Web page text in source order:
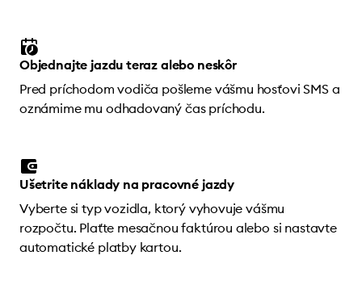
Objednajte jazdu teraz alebo neskôr
Pred príchodom vodiča pošleme vášmu hosťovi SMS a
oznámime mu odhadovaný čas príchodu.
Ušetrite náklady na pracovné jazdy
Vyberte si typ vozidla, ktorý vyhovuje vášmu
rozpočtu. Plaťte mesačnou faktúrou alebo si nastavte
automatické platby kartou.